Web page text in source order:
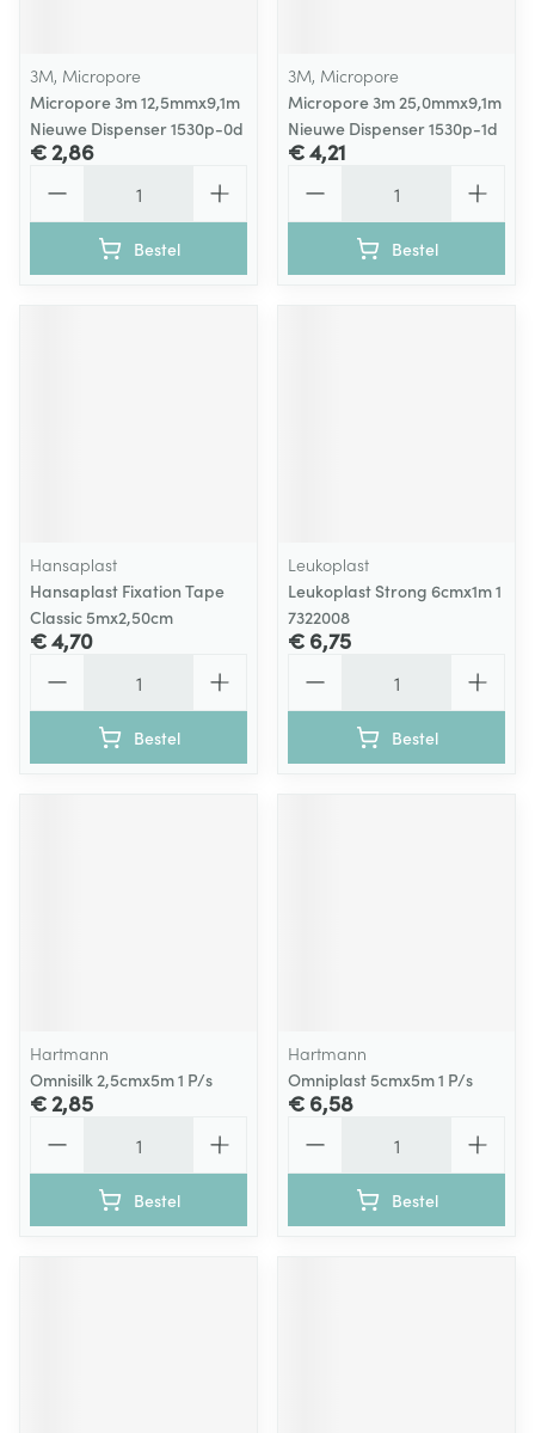
3M, Micropore
Micropore 3m 12,5mmx9,1m
Nieuwe Dispenser 1530p-0d
€ 2,86
Bestel
3M, Micropore
Micropore 3m 25,0mmx9,1m
Nieuwe Dispenser 1530p-1d
€ 4,21
Bestel
Hansaplast
Hansaplast Fixation Tape
Classic 5mx2,50cm
€ 4,70
Bestel
Leukoplast
Leukoplast Strong 6cmx1m 1
7322008
€ 6,75
Bestel
Hartmann
Omnisilk 2,5cmx5m 1 P/s
€ 2,85
Bestel
Hartmann
Omniplast 5cmx5m 1 P/s
€ 6,58
Bestel